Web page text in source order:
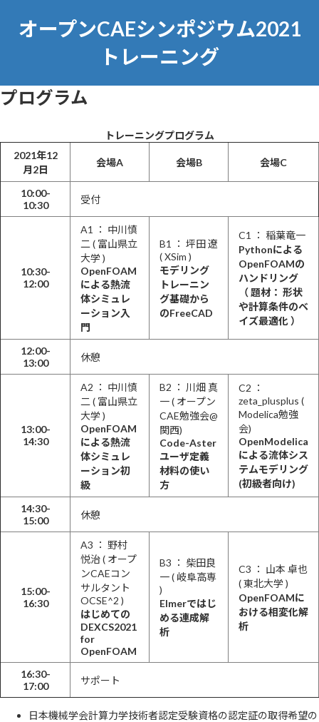
ス
キ
ン
に
オープンCAEシンポジウム2021
トレーニング
プログラム
トレーニングプログラム
2021年12
月2日
会場A 会場B 会場C
10:00-
10:30
受付
10:30-
12:00
A1 ： 中川慎
二 ( 富山県立
大学 )
OpenFOAM
による熱流
体シミュレ
ーション入
門
B1 ： 坪田 遼
( XSim )
モデリング
トレーニン
グ基礎から
のFreeCAD
C1 ： 稲葉竜一
Pythonによる
OpenFOAMの
ハンドリング
（ 題材： 形状
や計算条件のベ
イズ最適化 ）
12:00-
13:00
休憩
13:00-
14:30
A2 ： 中川慎
二 ( 富山県立
大学 )
OpenFOAM
による熱流
体シミュレ
ーション初
級
B2 ： 川畑 真
一 ( オープン
CAE勉強会@
関西)
Code-Aster
ユーザ定義
材料の使い
方
C2 ：
zeta_plusplus (
Modelica勉強
会)
OpenModelica
による流体シス
テムモデリング
(初級者向け)
14:30-
15:00
休憩
15:00-
16:30
A3 ： 野村
悦治 ( オープ
ンCAEコン
サルタント
OCSE^2 )
はじめての
DEXCS2021
for
OpenFOAM
B3 ： 柴田良
一 ( 岐阜高専
)
Elmerではじ
める連成解
析
C3 ： 山本 卓也
( 東北大学 )
OpenFOAMに
おける相変化解
析
16:30-
17:00
サポート
日本機械学会計算力学技術者認定受験資格の認定証の取得希望の